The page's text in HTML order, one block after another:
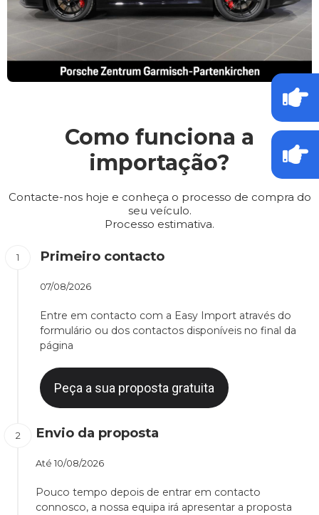
Como funciona a
importação?
Contacte-nos hoje e conheça o processo de compra do
seu veículo.
Processo estimativa.
Primeiro contacto
07/08/2026
Entre em contacto com a Easy Import através do
formulário ou dos contactos disponíveis no final da
página
Peça a sua proposta gratuita
Envio da proposta
Até 10/08/2026
Pouco tempo depois de entrar em contacto
connosco, a nossa equipa irá apresentar a proposta